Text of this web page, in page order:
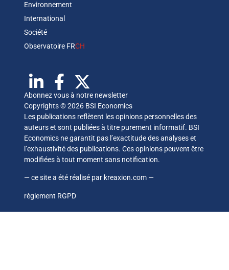
Environnement
International
Société
Observatoire FRCH
Abonnez vous à notre newsletter
Copyrights © 2026 BSI Economics
Les publications reflètent les opinions personnelles des
auteurs et sont publiées à titre purement informatif. BSI
Economics ne garantit pas l’exactitude des analyses et
l’exhaustivité des publications. Ces opinions peuvent être
modifiées à tout moment sans notification.
— ce site a été réalisé par kreaxion.com —
règlement RGPD